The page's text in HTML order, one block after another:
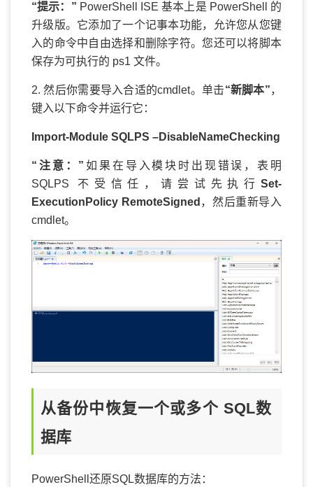
“提示：” PowerShell ISE 基本上是 PowerShell 的
升级版。它添加了一个记事本功能，允许您从您键
入的命令中自由选择和删除字符。您还可以将脚本
保存为可执行的 ps1 文件。
2. 然后你需要导入合适的cmdlet。单击“新脚本”，
键入以下命令并运行它：
Import-Module SQLPS –DisableNameChecking
“注意：” 如果在导入模块时出现错误，表明
SQLPS 不受信任，请尝试先执行 Set-
ExecutionPolicy RemoteSigned ，然后重新导入
cmdlet。
从备份中恢复一个或多个 SQL数
据库
PowerShell还原SQL数据库的方法：